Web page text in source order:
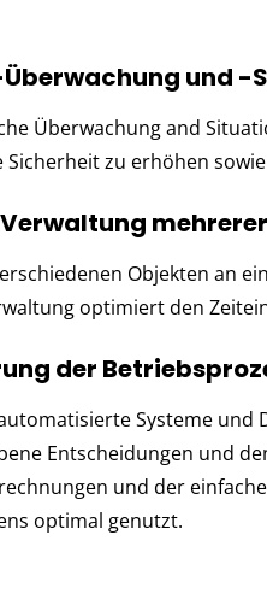
und -
Überwachung and
Sicherheit zu erhöhen
Objekten an
optimiert den
der
Systeme
Entscheidungen und
und der
optimal genutzt.